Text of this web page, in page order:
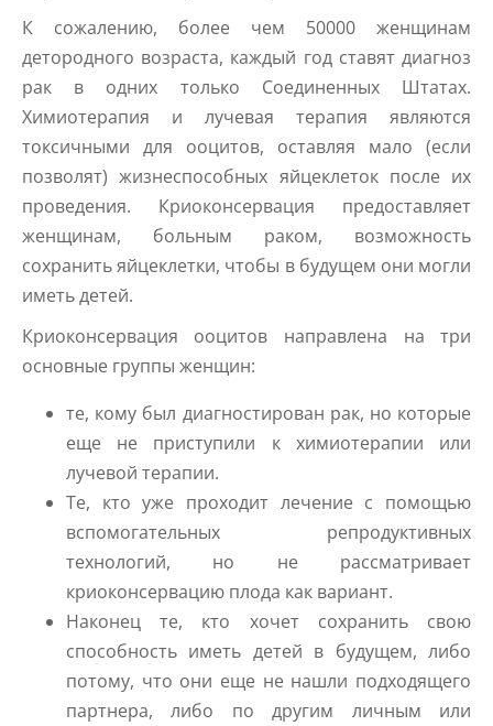
К сожалению, более чем 50000 женщинам
детородного возраста, каждый год ставят диагноз
рак в одних только Соединенных Штатах.
Химиотерапия и лучевая терапия являются
токсичными для ооцитов, оставляя мало (если
позволят) жизнеспособных яйцеклеток после их
проведения. Криоконсервация предоставляет
женщинам, больным раком, возможность
сохранить яйцеклетки, чтобы в будущем они могли
иметь детей.
Криоконсервация ооцитов направлена ​​на три
основные группы женщин:
те, кому был диагностирован рак, но которые
еще не приступили к химиотерапии или
лучевой терапии.
Те, кто уже проходит лечение с помощью
вспомогательных репродуктивных
технологий, но не рассматривает
криоконсервацию плода как вариант.
Наконец те, кто хочет сохранить свою
способность иметь детей в будущем, либо
потому, что они еще не нашли подходящего
партнера, либо по другим личным или